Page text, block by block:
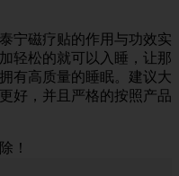
宁磁疗贴的作用与功效实
轻松的就可以入睡，让那
有高质量的睡眠。建议大
好，并且严格的按照产品
！